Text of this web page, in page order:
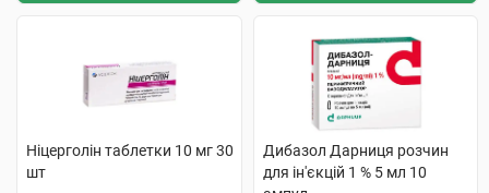
Ніцерголін таблетки 10 мг 30
шт
Дибазол Дарниця розчин
для ін'єкцій 1 % 5 мл 10